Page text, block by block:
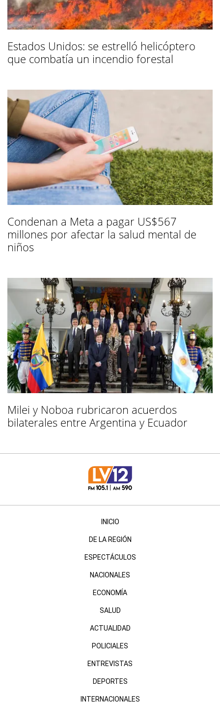
Estados Unidos: se estrelló helicóptero
que combatía un incendio forestal
Condenan a Meta a pagar US$567
millones por afectar la salud mental de
niños
Milei y Noboa rubricaron acuerdos
bilaterales entre Argentina y Ecuador
INICIO
DE LA REGIÓN
ESPECTÁCULOS
NACIONALES
ECONOMÍA
SALUD
ACTUALIDAD
POLICIALES
ENTREVISTAS
DEPORTES
INTERNACIONALES